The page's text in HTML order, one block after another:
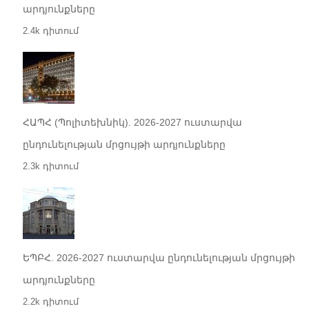
արդյունքները
2.4k դիտում
ՀԱՊՀ (Պոլիտեխնիկ). 2026-2027 ուստարվա
ընդունելության մրցույթի արդյունքները
2.3k դիտում
ԵՊԲՀ. 2026-2027 ուստարվա ընդունելության մրցույթի
արդյունքները
2.2k դիտում